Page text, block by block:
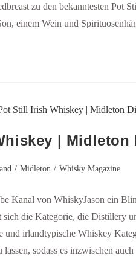
zu den bekanntesten Pot
einem Wein und
| Midleton
/ Midleton / Whisky Magazine
Kanal von WhiskyJason ein
die Kategorie, die Distillery
irlandtypische Whiskey
sodass es inzwischen